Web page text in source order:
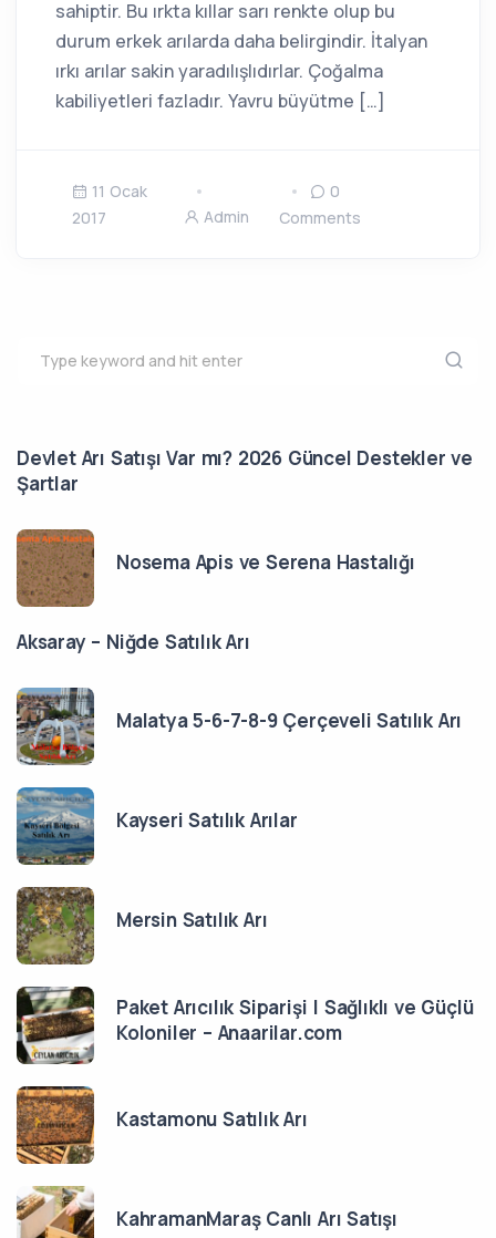
sahiptir. Bu ırkta kıllar sarı renkte olup bu
durum erkek arılarda daha belirgindir. İtalyan
ırkı arılar sakin yaradılışlıdırlar. Çoğalma
kabiliyetleri fazladır. Yavru büyütme […]
11 Ocak
2017
Admin
0
Comments
Devlet Arı Satışı Var mı? 2026 Güncel Destekler ve
Şartlar
Nosema Apis ve Serena Hastalığı
Aksaray – Niğde Satılık Arı
Malatya 5-6-7-8-9 Çerçeveli Satılık Arı
Kayseri Satılık Arılar
Mersin Satılık Arı
Paket Arıcılık Siparişi | Sağlıklı ve Güçlü
Koloniler – Anaarilar.com
Kastamonu Satılık Arı
KahramanMaraş Canlı Arı Satışı